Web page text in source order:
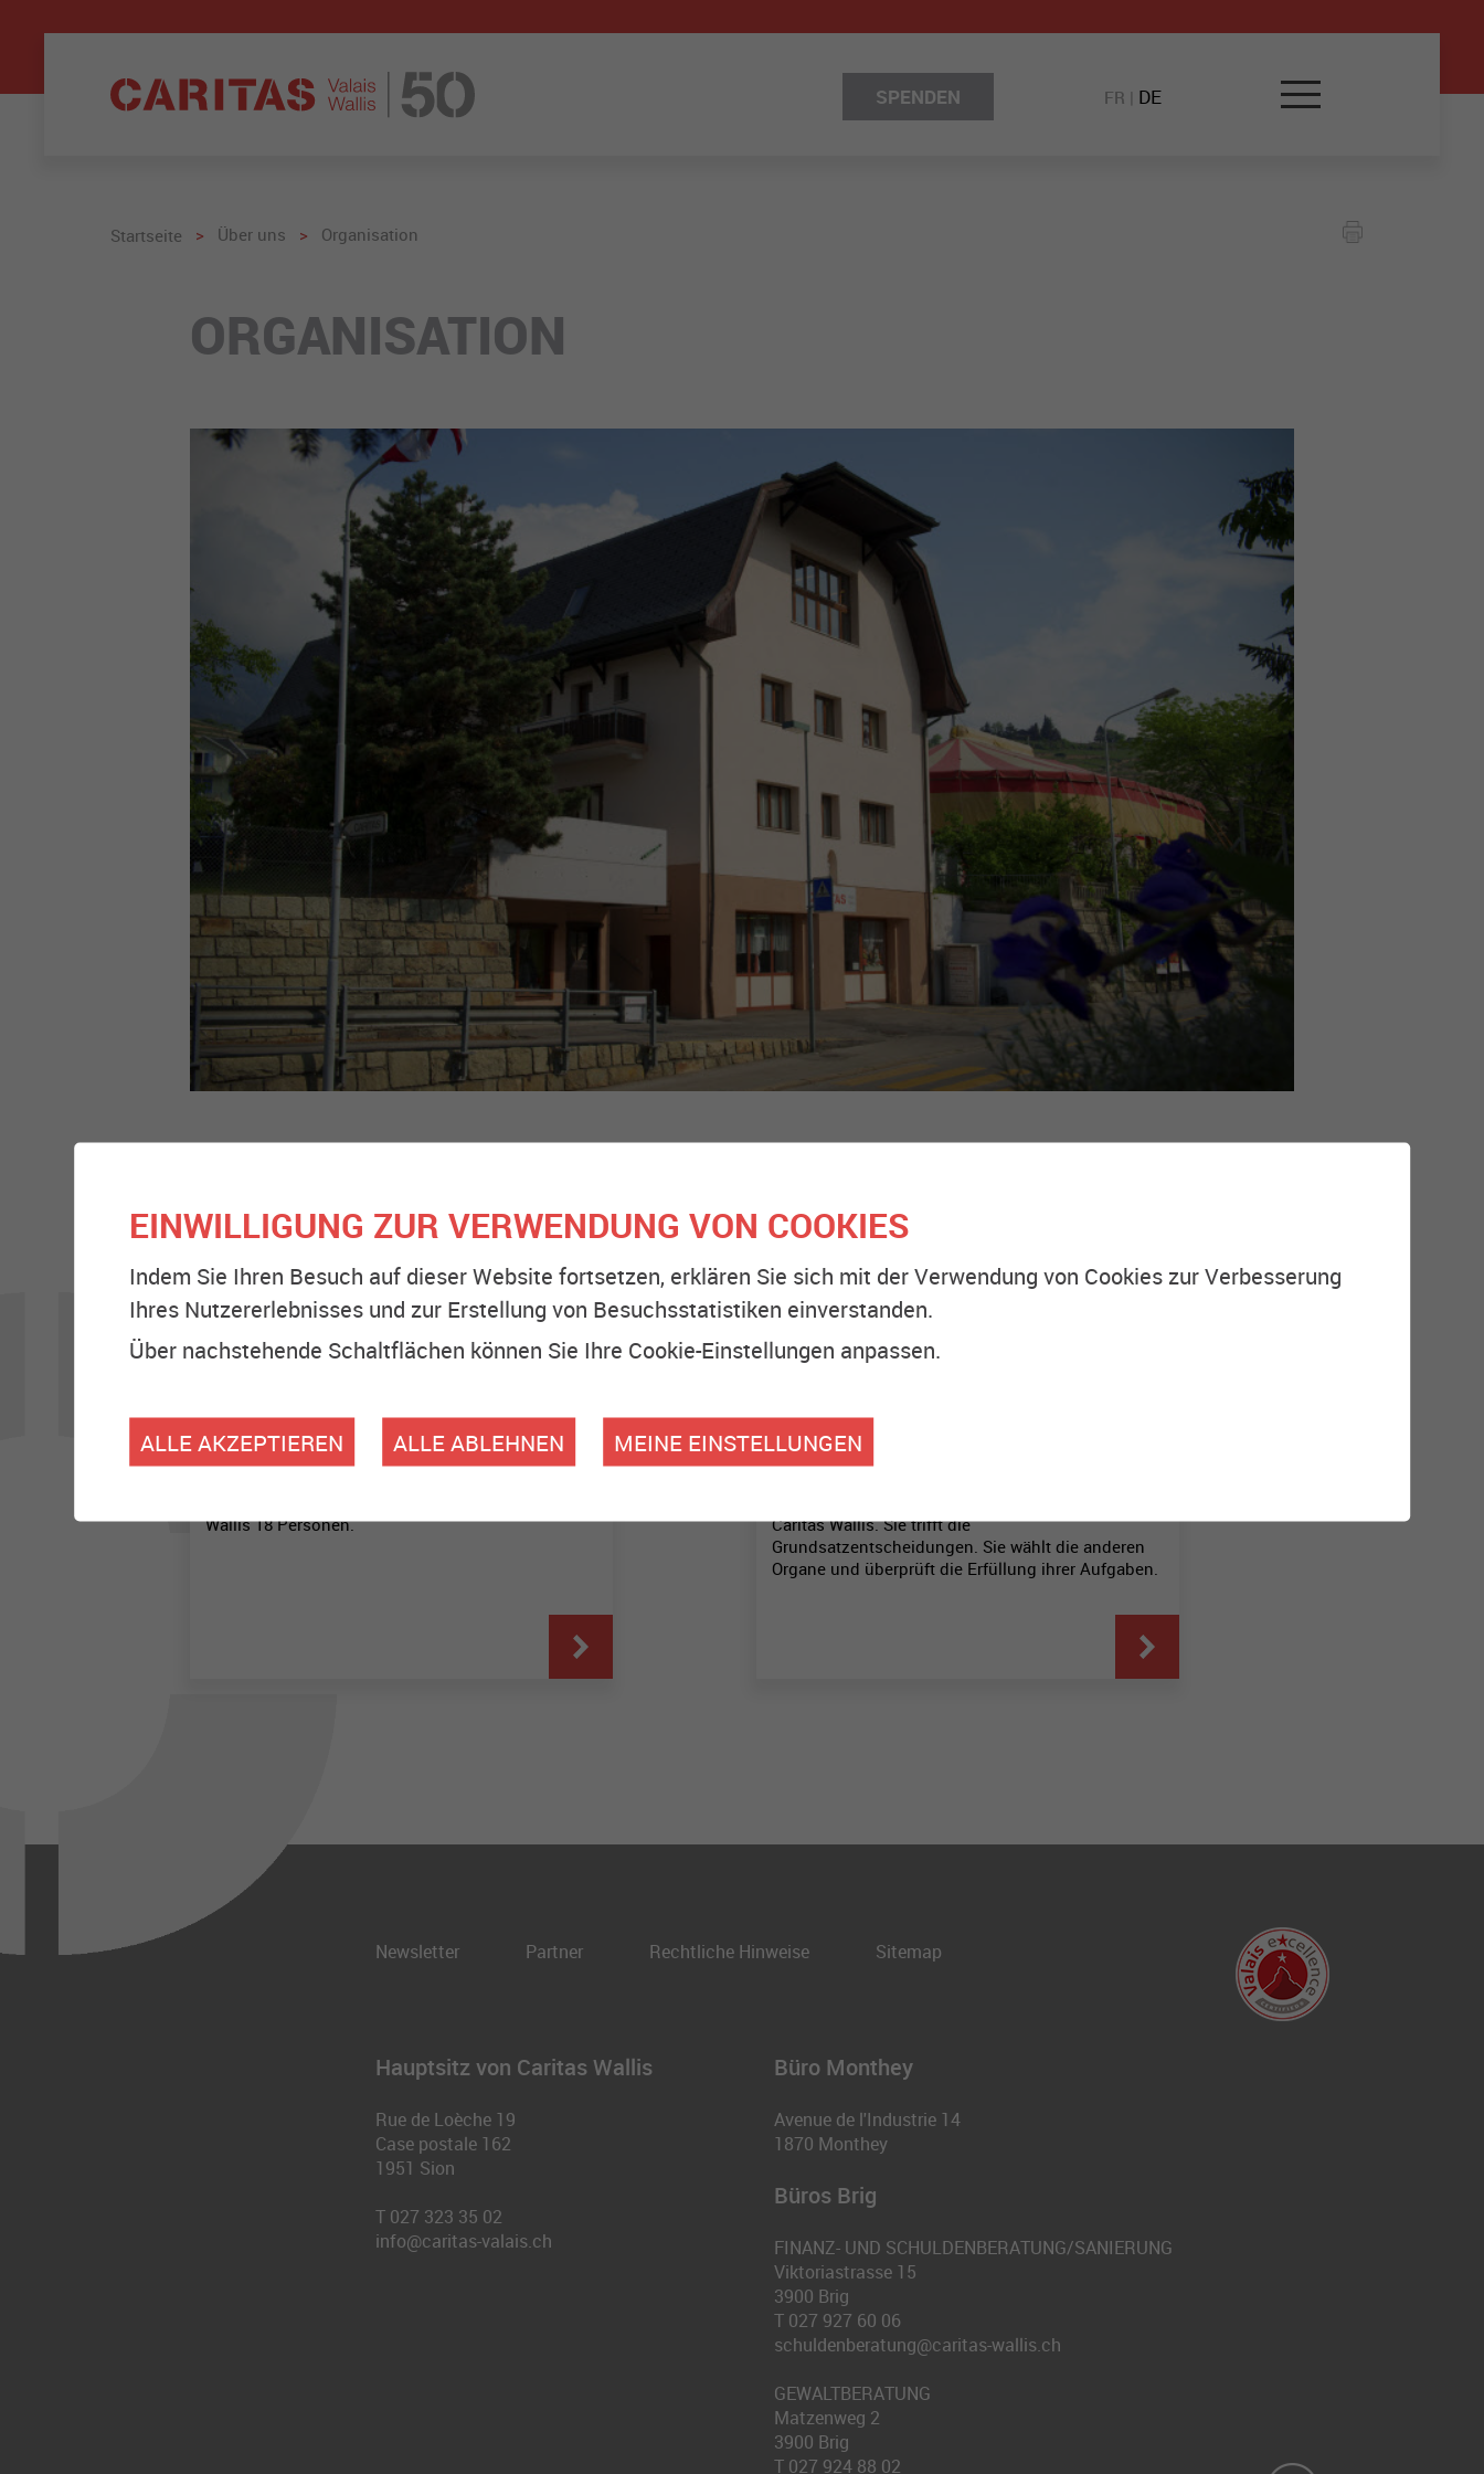
FR | DE
SPENDEN
Startseite > Über uns > Organisation
ORGANISATION
MITARBEITER
Wallis 18 Personen.
VORSTAND
Caritas Wallis. Sie trifft die
Grundsatzentscheidungen. Sie wählt die anderen
Organe und überprüft die Erfüllung ihrer Aufgaben.
Newsletter Partner Rechtliche Hinweise Sitemap
Hauptsitz von Caritas Wallis
Rue de Loèche 19
Case postale 162
1951 Sion
T 027 323 35 02
info@caritas-valais.ch
Büro Monthey
Avenue de l'Industrie 14
1870 Monthey
Büros Brig
FINANZ- UND SCHULDENBERATUNG/SANIERUNG
Viktoriastrasse 15
3900 Brig
T 027 927 60 06
schuldenberatung@caritas-wallis.ch
GEWALTBERATUNG
Matzenweg 2
3900 Brig
T 027 924 88 02
EINWILLIGUNG ZUR VERWENDUNG VON COOKIES
Indem Sie Ihren Besuch auf dieser Website fortsetzen, erklären Sie sich mit der Verwendung von Cookies zur Verbesserung
Ihres Nutzererlebnisses und zur Erstellung von Besuchsstatistiken einverstanden.
Über nachstehende Schaltflächen können Sie Ihre Cookie-Einstellungen anpassen.
ALLE AKZEPTIEREN ALLE ABLEHNEN MEINE EINSTELLUNGEN